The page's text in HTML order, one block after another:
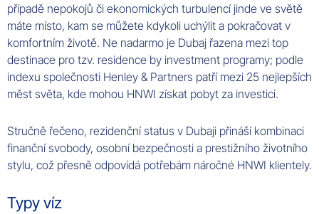
případě nepokojů či ekonomických turbulencí jinde ve světě
máte místo, kam se můžete kdykoli uchýlit a pokračovat v
komfortním životě. Ne nadarmo je Dubaj řazena mezi top
destinace pro tzv. residence by investment programy; podle
indexu společnosti Henley & Partners patří mezi 25 nejlepších
měst světa, kde mohou HNWI získat pobyt za investici.
Stručně řečeno, rezidenční status v Dubaji přináší kombinaci
finanční svobody, osobní bezpečnosti a prestižního životního
stylu, což přesně odpovídá potřebám náročné HNWI klientely.
Typy víz